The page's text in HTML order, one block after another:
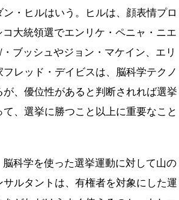
・ヒルはいう。ヒルは、顔表情プロ
大統領選でエンリケ・ペニャ・ニエ
ブッシュやジョン・マケイン、エリ
レッド・デイビスは、脳科学テクノ
、優位性があると判断されれば選挙
、選挙に勝つこと以上に重要なこと
科学を使った選挙運動に対して山の
ルタントは、有権者を対象にした運